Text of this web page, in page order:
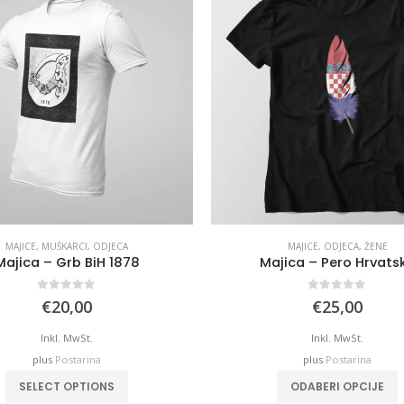
MAJICE, MUŠKARCI, ODJECA
– Grb BiH 1878
€20,00
Inkl. MwSt.
plus Postarina
SELECT OPTIONS
MAJICE, ODJECA, ŽENE
Majica – Pero
€25,00
Inkl. MwSt.
plus Postarina
ODABERI OPCIJE